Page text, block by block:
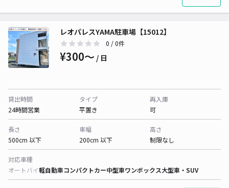
レオパレスYAMA駐車場【15012】
0 / 0件
¥300〜 / 日
貸出時間
24時間営業
タイプ
平置き
再入庫
可
長さ
500cm 以下
車幅
200cm 以下
高さ
制限なし
対応車種
オートバイ軽自動車コンパクトカー中型車ワンボックス大型車・SUV